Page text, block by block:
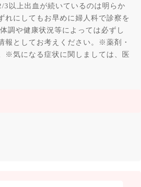
以上出血が続いているのは明らか
れにしてもお早めに婦人科で診察を
調や健康状況等によっては必ずし
報としてお考えください。※薬剤・
※気になる症状に関しましては、医